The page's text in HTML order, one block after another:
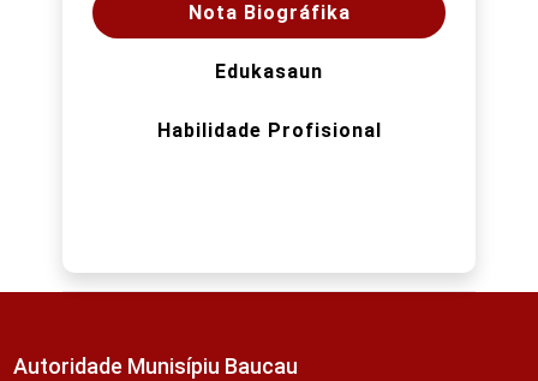
Nota Biográfika
Edukasaun
Habilidade Profisional
Autoridade Munisípiu Baucau